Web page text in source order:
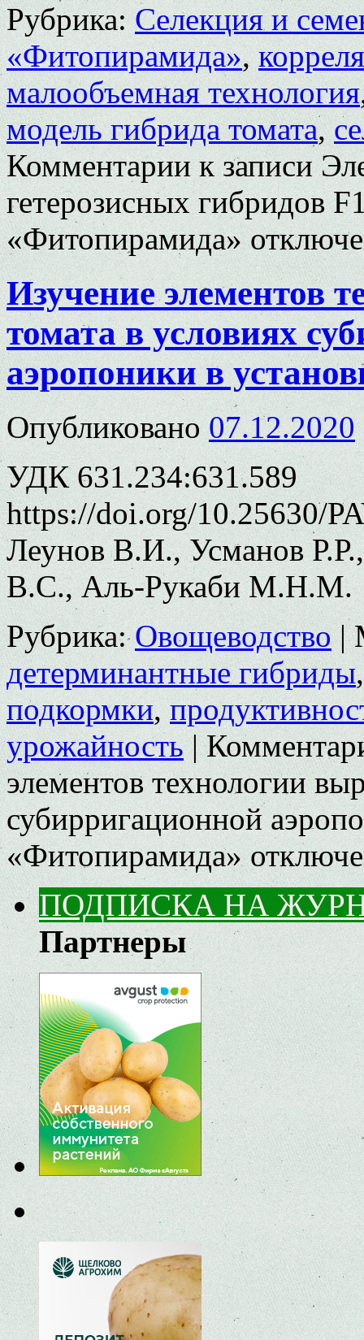
Рубрика: Селекция и
«Фитопирамида»,
малообъемная технология
модель гибрида томата,
Комментариик записи
гетерозисных гибридов
«Фитопирамида»
Изучение элементов
томата в условиях
аэропоники в
Опубликовано 07.12.2020
УДК 631.234:631.589
https://doi.org/10.25630/
Леунов В.И., Усманов
В.С., Аль-Рукаби М.Н.М.
Рубрика: Овощеводство |
детерминантные гибриды
подкормки,
урожайность |
элементов технологии
субирригационной
«Фитопирамида»
ПОДПИСКА НА
Партнеры